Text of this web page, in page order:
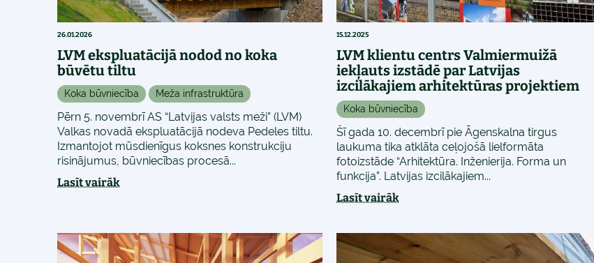
26.01.2026
LVM ekspluatācijā nodod no koka
būvētu tiltu
Koka būvniecība Meža infrastruktūra
Pērn 5. novembrī AS “Latvijas valsts meži” (LVM)
Valkas novadā ekspluatācijā nodeva Pedeles tiltu.
Izmantojot mūsdienīgus koksnes konstrukciju
risinājumus, būvniecības procesā...
Lasīt vairāk
15.12.2025
LVM klientu centrs Valmiermuižā
iekļauts izstādē par Latvijas
izcilākajiem arhitektūras projektiem
Koka būvniecība
Šī gada 10. decembrī pie Āgenskalna tirgus
laukuma tika atklāta ceļojošā lielformāta
fotoizstāde “Arhitektūra. Inženierija. Forma un
funkcija”. Latvijas izcilākajiem...
Lasīt vairāk